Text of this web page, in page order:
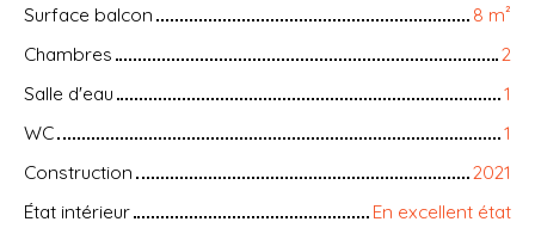
Surface balcon
8 m²
Chambres
2
Salle d'eau
1
WC
1
Construction
2021
État intérieur
En excellent état